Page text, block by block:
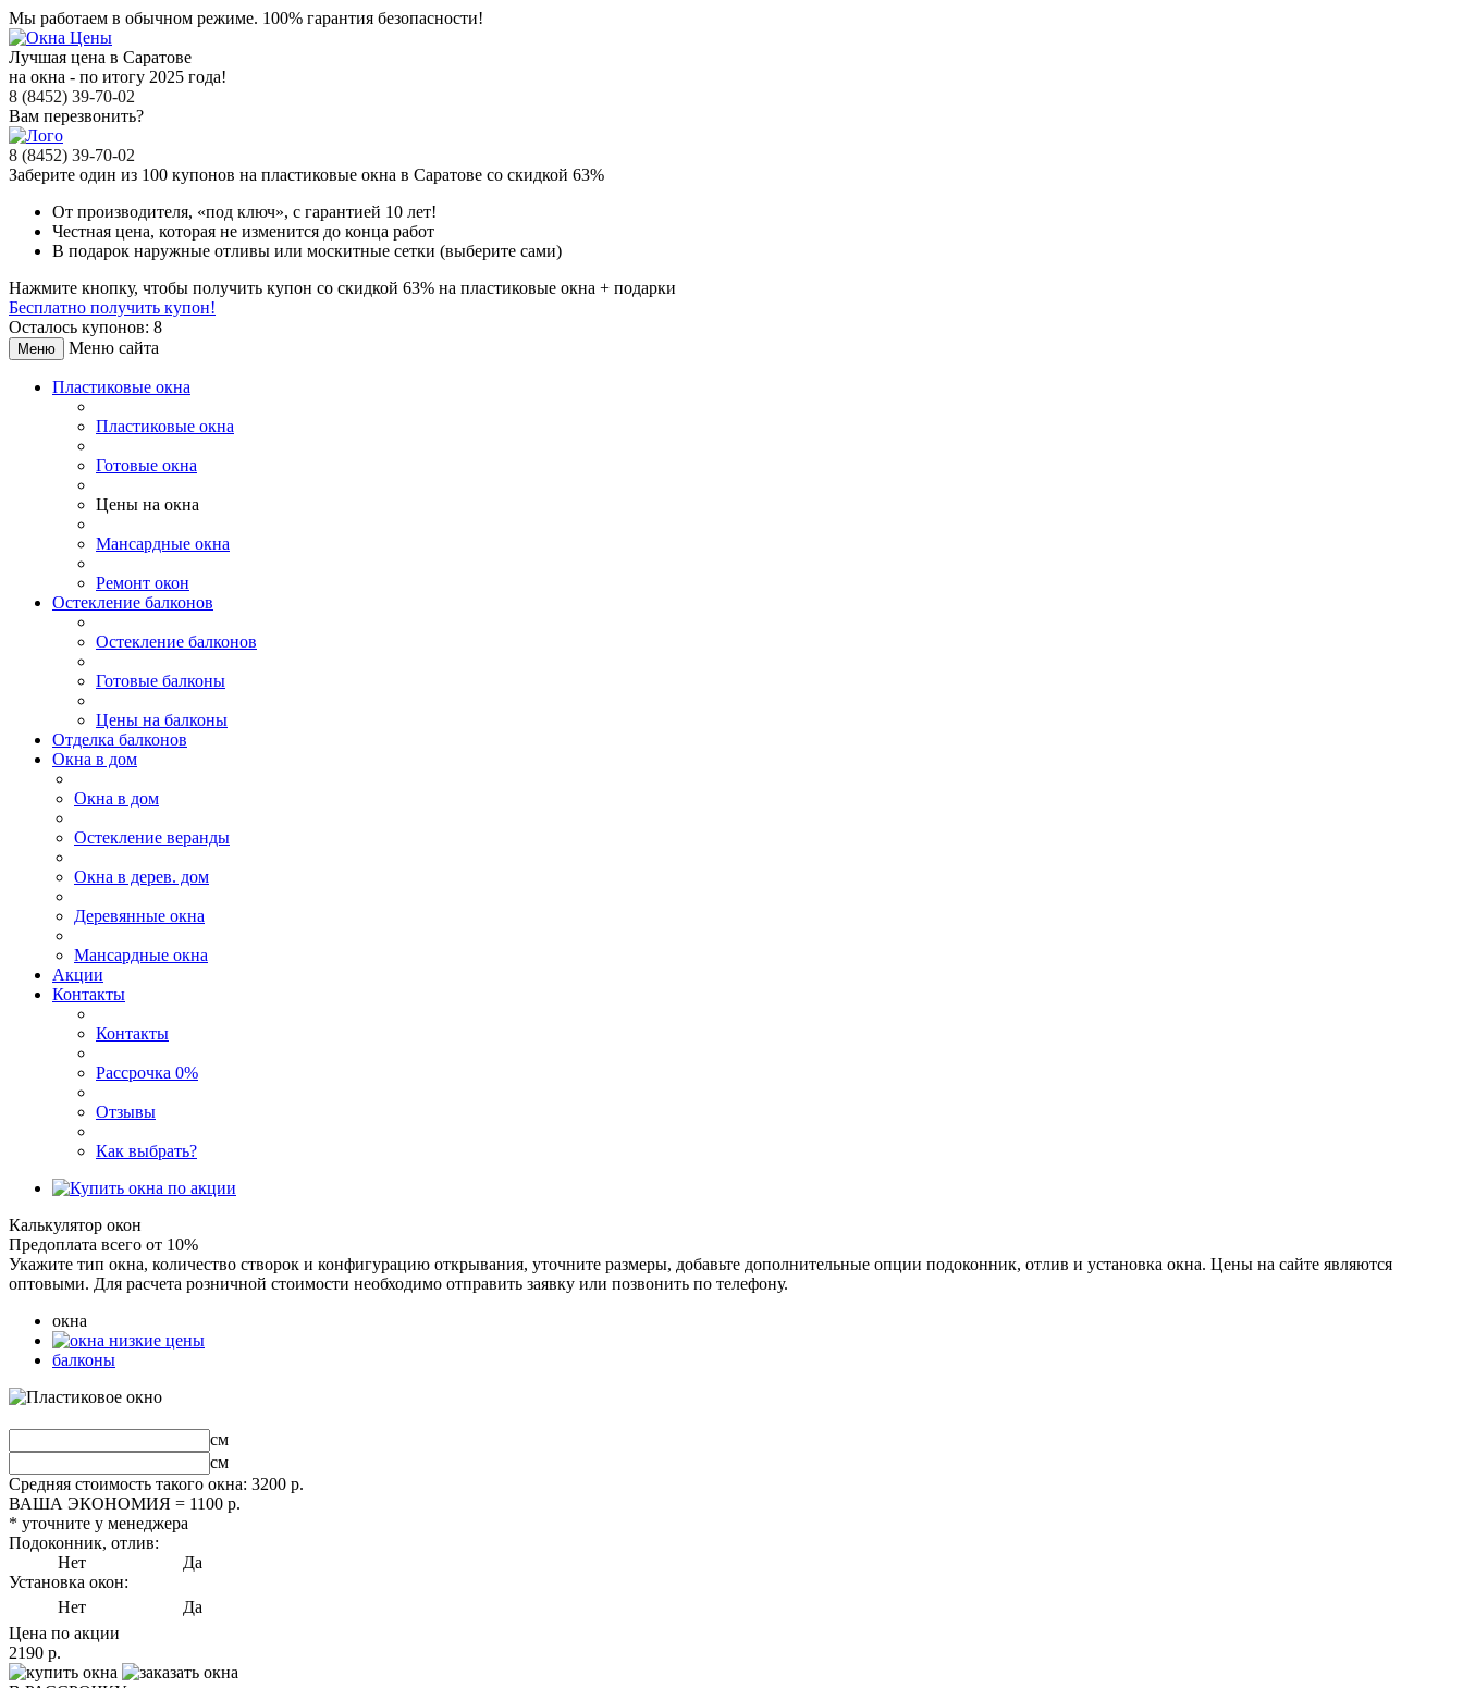
Мы работаем в обычном режиме. 100% гарантия безопасности!
Лучшая цена в Саратове
на окна - по итогу 2025 года!
8 (8452) 39-70-02
Вам перезвонить?
8 (8452) 39-70-02
Заберите один из 100 купонов на пластиковые окна в Саратове со скидкой 63%
От производителя, «под ключ», с гарантией 10 лет!
Честная цена, которая не изменится до конца работ
В подарок наружные отливы или москитные сетки (выберите сами)
Нажмите кнопку, чтобы получить купон со скидкой 63% на пластиковые окна + подарки
Бесплатно получить купон!
Осталось купонов: 8
Меню Меню сайта
Пластиковые окна
Пластиковые окна
Готовые окна
Цены на окна
Мансардные окна
Ремонт окон
Остекление балконов
Остекление балконов
Готовые балконы
Цены на балконы
Отделка балконов
Окна в дом
Окна в дом
Остекление веранды
Окна в дерев. дом
Деревянные окна
Мансардные окна
Акции
Контакты
Контакты
Рассрочка 0%
Отзывы
Как выбрать?
Калькулятор окон
Предоплата всего от 10%
Укажите тип окна, количество створок и конфигурацию открывания, уточните размеры, добавьте дополнительные опции подоконник, отлив и установка окна. Цены на сайте являются
оптовыми. Для расчета розничной стоимости необходимо отправить заявку или позвонить по телефону.
окна
балконы
см
см
Средняя стоимость такого окна: 3200 р.
ВАША ЭКОНОМИЯ = 1100 р.
* уточните у менеджера
Подоконник, отлив:
Нет
Да
Установка окон:
Нет
Да
Цена по акции
2190 р.